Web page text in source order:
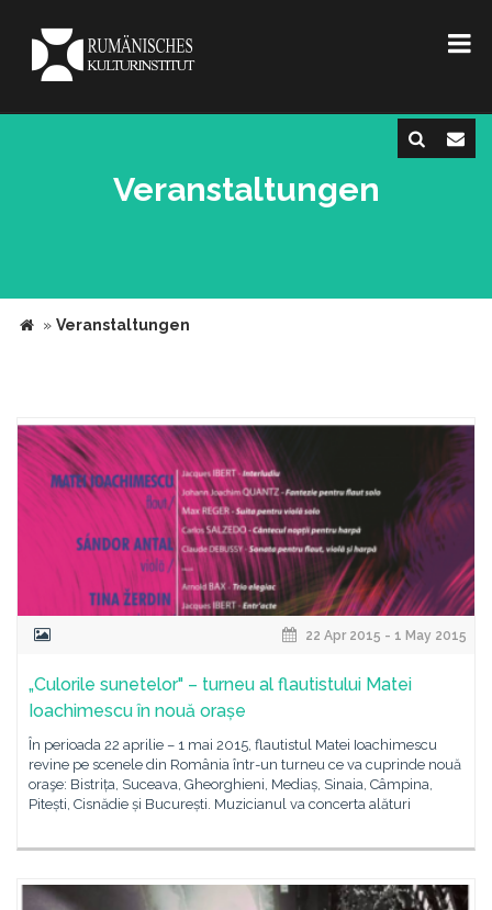
Veranstaltungen
» Veranstaltungen
22 Apr 2015 - 1 May 2015
„Culorile sunetelor" – turneu al flautistului Matei
Ioachimescu în nouă orașe
În perioada 22 aprilie – 1 mai 2015, flautistul Matei Ioachimescu
revine pe scenele din România într-un turneu ce va cuprinde nouă
oraşe: Bistrița, Suceava, Gheorghieni, Mediaș, Sinaia, Câmpina,
Pitești, Cisnădie și București. Muzicianul va concerta alături